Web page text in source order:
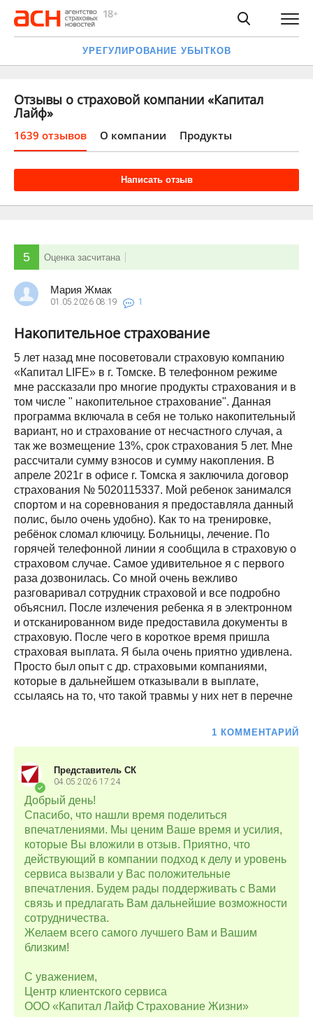
УРЕГУЛИРОВАНИЕ УБЫТКОВ
Отзывы о страховой компании «Капитал
Лайф»
1639 отзывов О компании Продукты
Написать отзыв
5 Оценка засчитана
Мария Жмак
01.05.2026 08:19 1
Накопительное страхование
5 лет назад мне посоветовали страховую компанию
«Капитал LIFE» в г. Томске. В телефонном режиме
мне рассказали про многие продукты страхования и в
том числе " накопительное страхование". Данная
программа включала в себя не только накопительный
вариант, но и страхование от несчастного случая, а
так же возмещение 13%, срок страхования 5 лет. Мне
рассчитали сумму взносов и сумму накопления. В
апреле 2021г в офисе г. Томска я заключила договор
страхования № 5020115337. Мой ребенок занимался
спортом и на соревнования я предоставляла данный
полис, было очень удобно). Как то на тренировке,
ребёнок сломал ключицу. Больницы, лечение. По
горячей телефонной линии я сообщила в страховую о
страховом случае. Самое удивительное я с первого
раза дозвонилась. Со мной очень вежливо
разговаривал сотрудник страховой и все подробно
объяснил. После излечения ребенка я в электронном
и отсканированном виде предоставила документы в
страховую. После чего в короткое время пришла
страховая выплата. Я была очень приятно удивлена.
Просто был опыт с др. страховыми компаниями,
которые в дальнейшем отказывали в выплате,
ссылаясь на то, что такой травмы у них нет в перечне
1 КОММЕНТАРИЙ
Представитель СК
04.05.2026 17:24
Добрый день!
Спасибо, что нашли время поделиться
впечатлениями. Мы ценим Ваше время и усилия,
которые Вы вложили в отзыв. Приятно, что
действующий в компании подход к делу и уровень
сервиса вызвали у Вас положительные
впечатления. Будем рады поддерживать с Вами
связь и предлагать Вам дальнейшие возможности
сотрудничества.
Желаем всего самого лучшего Вам и Вашим
близким!
С уважением,
Центр клиентского сервиса
ООО «Капитал Лайф Страхование Жизни»